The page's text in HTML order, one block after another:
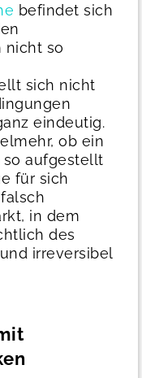
befindet sich
nicht so
sich nicht
eindeutig.
ob ein
aufgestellt
für sich
in dem
des
irreversibel